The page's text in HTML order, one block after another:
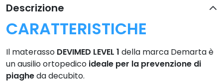
Descrizione
CARATTERISTICHE
Il materasso DEVIMED LEVEL 1 della marca Demarta è
un ausilio ortopedico ideale per la prevenzione di
piagheda decubito.